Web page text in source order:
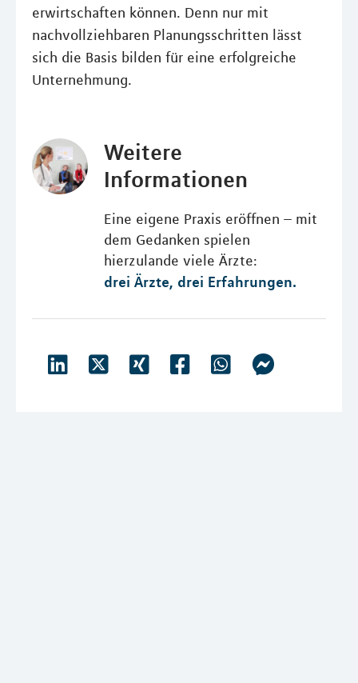
erwirtschaften können. Denn nur mit
nachvollziehbaren Planungsschritten lässt
sich die Basis bilden für eine erfolgreiche
Unternehmung.
Weitere
Informationen
Eine eigene Praxis eröffnen – mit
dem Gedanken spielen
hierzulande viele Ärzte:
drei Ärzte, drei Erfahrungen.